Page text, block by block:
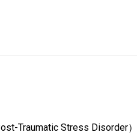
Traumatic Stress